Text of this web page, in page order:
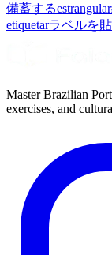
備蓄するestrangular
etiquetarラベルを
Master Brazilian
exercises, and